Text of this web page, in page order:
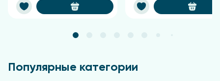
температурах от −50 до +40 °C.
природную систему защиты. Именно поэтому хвоя
пихты богата:
Популярные категории